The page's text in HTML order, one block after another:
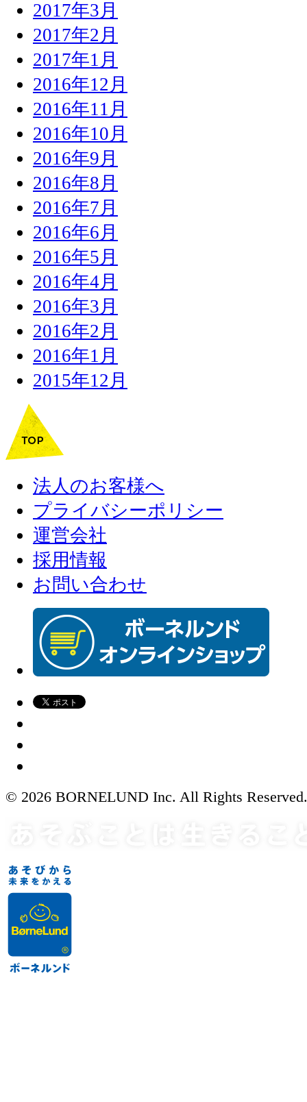
2017年3月
2017年2月
2017年1月
2016年12月
2016年11月
2016年10月
2016年9月
2016年8月
2016年7月
2016年6月
2016年5月
2016年4月
2016年3月
2016年2月
2016年1月
2015年12月
法人のお客様へ
プライバシーポリシー
運営会社
採用情報
お問い合わせ
© 2026 BORNELUND Inc. All Rights Reserved.